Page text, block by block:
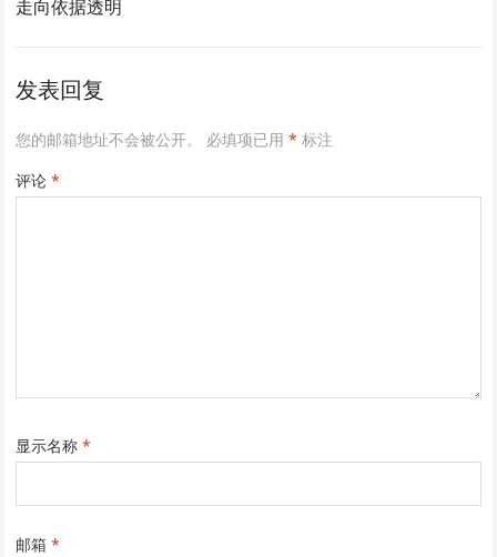
走向依据透明
发表回复
您的邮箱地址不会被公开。 必填项已用* 标注
评论*
显示名称*
邮箱*